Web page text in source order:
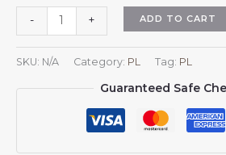
-
z
daszkiem
z
flagą
+ ADD TO CART
SKU: N/A Category: PL Tag: PL
Guaranteed Safe